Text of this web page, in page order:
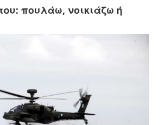
πουλάω, νοικιάζω ή